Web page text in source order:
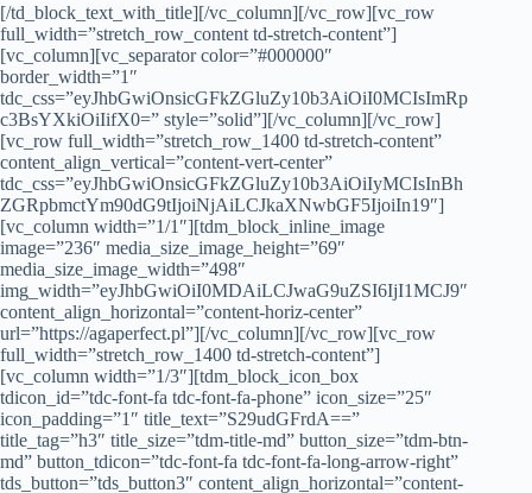
[/td_block_text_with_title][/vc_column][/vc_row][vc_row
full_width=”stretch_row_content td-stretch-content”]
[vc_column][vc_separator color=”#000000″
border_width=”1″
tdc_css=”eyJhbGwiOnsicGFkZGluZy10b3AiOiI0MCIsImRp
c3BsYXkiOiIifX0=” style=”solid”][/vc_column][/vc_row]
[vc_row full_width=”stretch_row_1400 td-stretch-content”
content_align_vertical=”content-vert-center”
tdc_css=”eyJhbGwiOnsicGFkZGluZy10b3AiOiIyMCIsInBh
ZGRpbmctYm90dG9tIjoiNjAiLCJkaXNwbGF5IjoiIn19″]
[vc_column width=”1/1″][tdm_block_inline_image
image=”236″ media_size_image_height=”69″
media_size_image_width=”498″
img_width=”eyJhbGwiOiI0MDAiLCJwaG9uZSI6IjI1MCJ9″
content_align_horizontal=”content-horiz-center”
url=”https://agaperfect.pl”][/vc_column][/vc_row][vc_row
full_width=”stretch_row_1400 td-stretch-content”]
[vc_column width=”1/3″][tdm_block_icon_box
tdicon_id=”tdc-font-fa tdc-font-fa-phone” icon_size=”25″
icon_padding=”1″ title_text=”S29udGFrdA==”
title_tag=”h3″ title_size=”tdm-title-md” button_size=”tdm-btn-
md” button_tdicon=”tdc-font-fa tdc-font-fa-long-arrow-right”
tds_button=”tds_button3″ content_align_horizontal=”content-